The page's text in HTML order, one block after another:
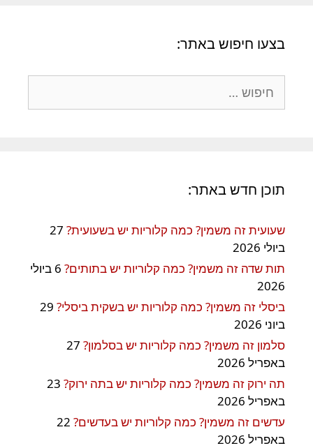
בצעו חיפוש באתר:
תוכן חדש באתר:
שעועית זה משמין? כמה קלוריות יש בשעועית? 27
ביולי 2026
תות שדה זה משמין? כמה קלוריות יש בתותים?
6 ביולי
2026
ביסלי זה משמין? כמה קלוריות יש בשקית ביסלי? 29
ביוני 2026
סלמון זה משמין? כמה קלוריות יש בסלמון? 27
באפריל 2026
תה ירוק זה משמין? כמה קלוריות יש בתה ירוק? 23
באפריל 2026
עדשים זה משמין? כמה קלוריות יש בעדשים? 22
באפריל 2026